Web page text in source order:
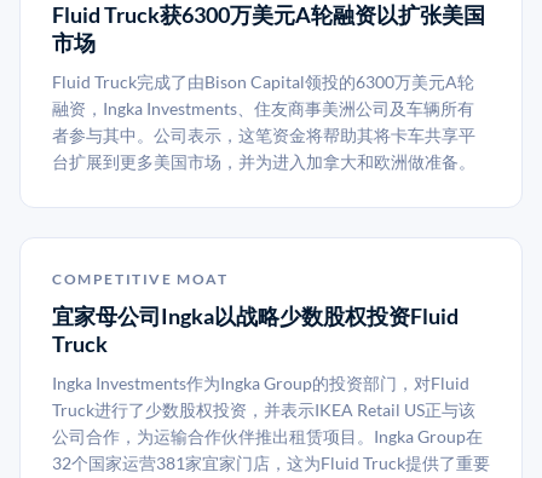
Fluid Truck获6300万美元A轮融资以扩张美国
市场
Fluid Truck完成了由Bison Capital领投的6300万美元A轮
融资，Ingka Investments、住友商事美洲公司及车辆所有
者参与其中。公司表示，这笔资金将帮助其将卡车共享平
台扩展到更多美国市场，并为进入加拿大和欧洲做准备。
COMPETITIVE MOAT
宜家母公司Ingka以战略少数股权投资Fluid
Truck
Ingka Investments作为Ingka Group的投资部门，对Fluid
Truck进行了少数股权投资，并表示IKEA Retail US正与该
公司合作，为运输合作伙伴推出租赁项目。Ingka Group在
32个国家运营381家宜家门店，这为Fluid Truck提供了重要